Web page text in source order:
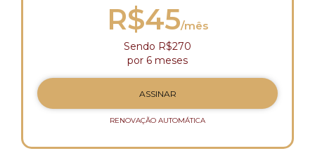
R$45/mês
Sendo R$270
por 6 meses
ASSINAR
RENOVAÇÃO AUTOMÁTICA